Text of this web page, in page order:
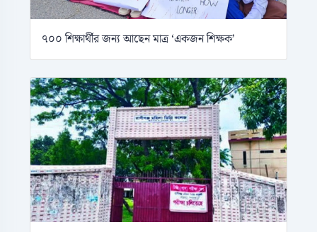
৭০০ শিক্ষার্থীর জন্য আছেন মাত্র ‘একজন শিক্ষক’